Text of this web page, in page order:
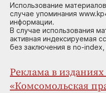
Использование
случае упоминания
информации.
В случае использования
активная индексируемая
без заключения в no-
Реклама в
«Комсомольская